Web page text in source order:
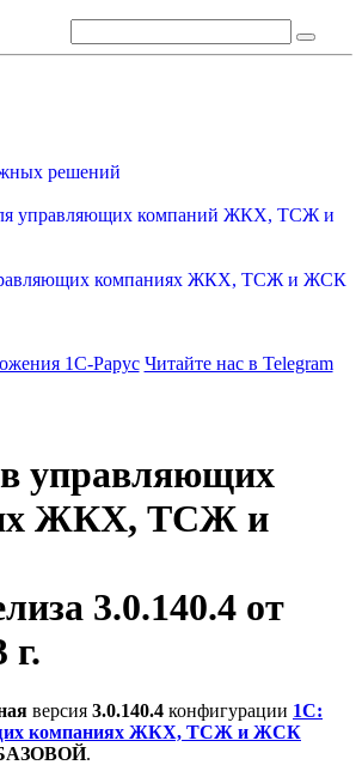
решений
управляющих компаний ЖКХ, ТСЖ и
компаниях ЖКХ, ТСЖ и ЖСК
1С-Рарус Читайте нас в Telegram
управляющих
ЖКХ, ТСЖ и
3.0.140.4 от
г.
версия 3.0.140.4 конфигурации 1С:
компаниях ЖКХ, ТСЖ и ЖСК
.